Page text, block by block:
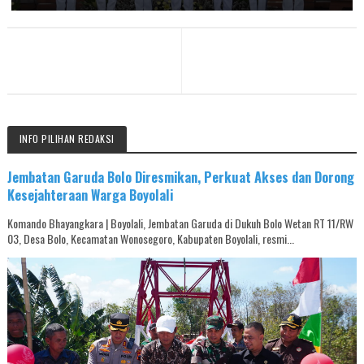
INFO PILIHAN REDAKSI
Jembatan Garuda Bolo Diresmikan, Perkuat Akses dan Dorong
Kesejahteraan Warga Boyolali
Komando Bhayangkara | Boyolali, Jembatan Garuda di Dukuh Bolo Wetan RT 11/RW
03, Desa Bolo, Kecamatan Wonosegoro, Kabupaten Boyolali, resmi...